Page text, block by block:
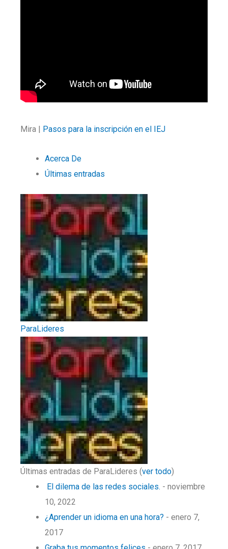
Mira | Pasos para la inscripción en el IEJ
Acerca De
Últimas entradas
ParaLideres
Últimas entradas de ParaLideres (ver todo)
El dilema de las redes sociales. - noviembre
10, 2022
¿Aprender un idioma en una hora? - enero 7,
2017